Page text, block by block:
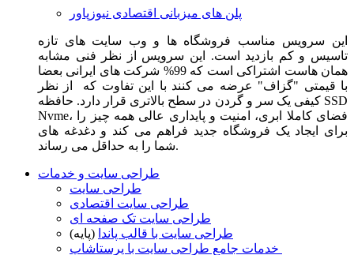
پلن های میزبانی اقتصادی نیوزپاور
این سرویس مناسب فروشگاه ها و وب سایت های تازه
تاسیس و کم بازدید است. این سرویس از نظر فنی مشابه
همان هاست اشتراکی است که 99% شرکت های ایرانی بعضا
با قیمتی "گزاف" عرضه می کنند با این تفاوت که از نظر
کیفی یک سر و گردن در سطح بالاتری قرار دارد. حافظه SSD
Nvme، فضای کاملا ابری، امنیت و پایداری عالی همه چیز را
برای ایجاد یک فروشگاه جدید فراهم می کند و دغدغه های
شما را به حداقل می رساند.
طراحی سایت و خدمات
طراحی سایت
طراحی سایت اقتصادی
طراحی سایت تک صفحه ای
طراحی سایت با قالب پاندا (پایه)